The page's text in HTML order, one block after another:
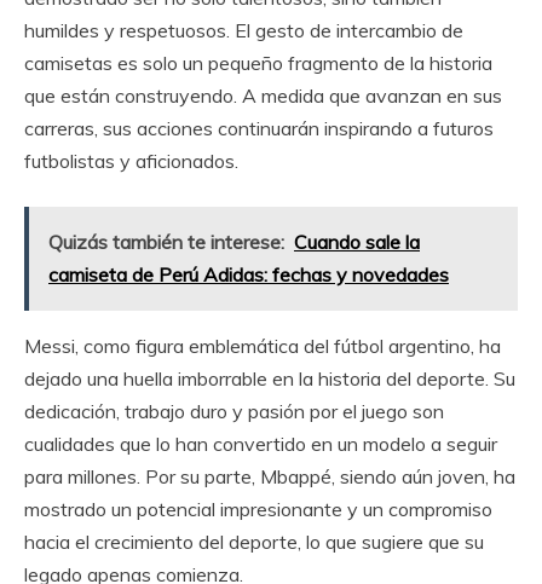
humildes y respetuosos. El gesto de intercambio de
camisetas es solo un pequeño fragmento de la historia
que están construyendo. A medida que avanzan en sus
carreras, sus acciones continuarán inspirando a futuros
futbolistas y aficionados.
Quizás también te interese: Cuando sale la
camiseta de Perú Adidas: fechas y novedades
Messi, como figura emblemática del fútbol argentino, ha
dejado una huella imborrable en la historia del deporte. Su
dedicación, trabajo duro y pasión por el juego son
cualidades que lo han convertido en un modelo a seguir
para millones. Por su parte, Mbappé, siendo aún joven, ha
mostrado un potencial impresionante y un compromiso
hacia el crecimiento del deporte, lo que sugiere que su
legado apenas comienza.